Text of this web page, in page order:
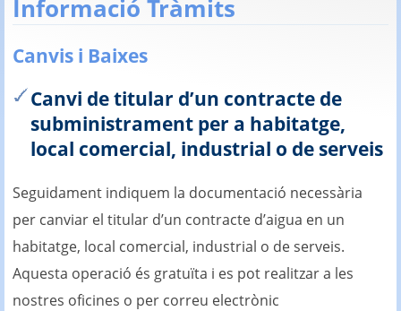
Informació Tràmits
Canvis i Baixes
Canvi de titular d’un contracte de
subministrament per a habitatge,
local comercial, industrial o de serveis
Seguidament indiquem la documentació necessària
per canviar el titular d’un contracte d’aigua en un
habitatge, local comercial, industrial o de serveis.
Aquesta operació és gratuïta i es pot realitzar a les
nostres oficines o per correu electrònic